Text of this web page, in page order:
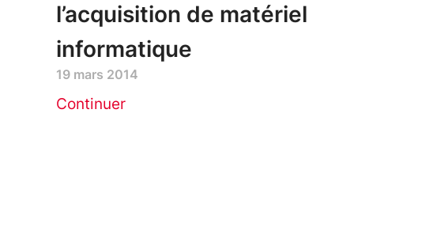
l’acquisition de matériel
informatique
19 mars 2014
Continuer